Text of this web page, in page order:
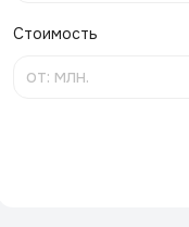
Стоимость